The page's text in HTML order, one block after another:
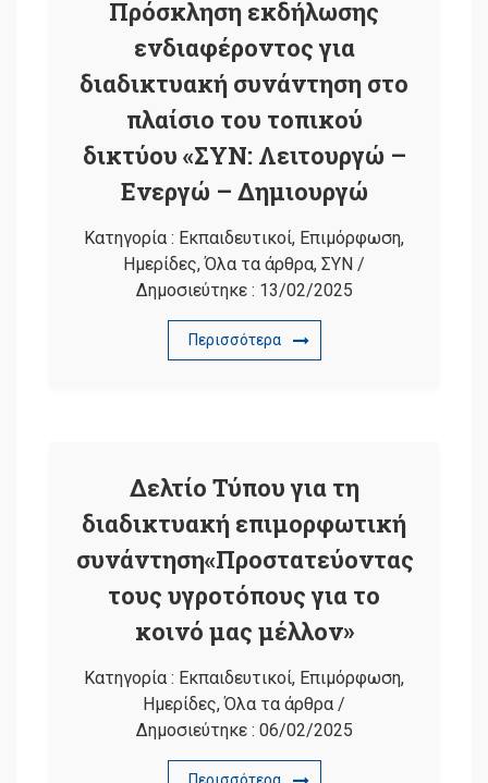
Πρόσκληση εκδήλωσης
ενδιαφέροντος για
διαδικτυακή συνάντηση στο
πλαίσιο του τοπικού
δικτύου «ΣΥΝ: Λειτουργώ –
Ενεργώ – Δημιουργώ
Κατηγορία : Εκπαιδευτικοί, Επιμόρφωση,
Ημερίδες,Όλα τα άρθρα, ΣΥΝ /
Δημοσιεύτηκε : 13/02/2025
Περισσότερα
Δελτίο Τύπου για τη
διαδικτυακή επιμορφωτική
συνάντηση«Προστατεύοντας
τους υγροτόπους για το
κοινό μας μέλλον»
Κατηγορία : Εκπαιδευτικοί, Επιμόρφωση,
Ημερίδες,Όλα τα άρθρα /
Δημοσιεύτηκε : 06/02/2025